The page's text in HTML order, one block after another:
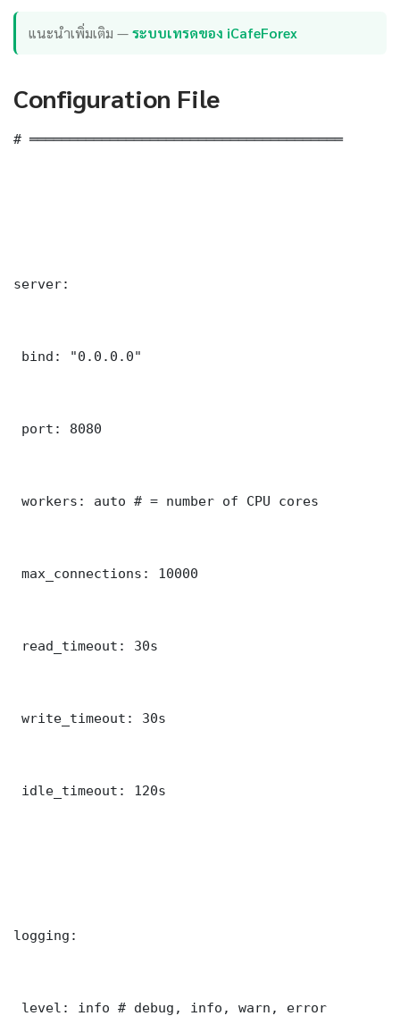
แนะนำเพิ่มเติม —ระบบเทรดของ iCafeForex
Configuration File
# ═══════════════════════════════════════
server:
bind: "0.0.0.0"
port: 8080
workers: auto # = number of CPU cores
max_connections: 10000
read_timeout: 30s
write_timeout: 30s
idle_timeout: 120s
logging:
level: info # debug, info, warn, error